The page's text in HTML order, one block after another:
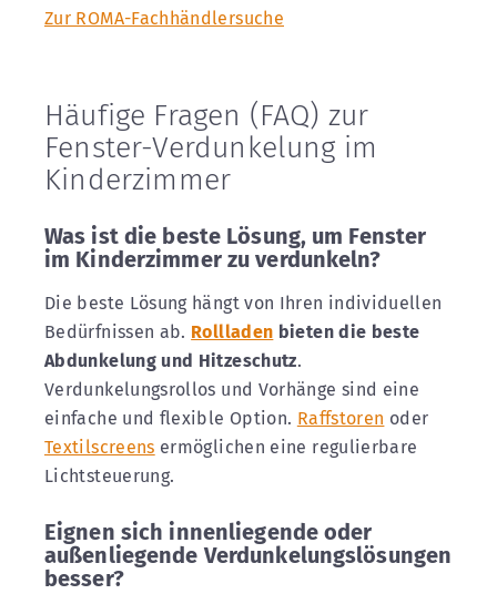
Zur ROMA-Fachhändlersuche
Häufige Fragen (FAQ) zur
Fenster-Verdunkelung im
Kinderzimmer
Was ist die beste Lösung, um Fenster
im Kinderzimmer zu verdunkeln?
Die beste Lösung hängt von Ihren individuellen
Bedürfnissen ab. Rollladen bieten die beste
Abdunkelung und Hitzeschutz.
Verdunkelungsrollos und Vorhänge sind eine
einfache und flexible Option. Raffstoren oder
Textilscreens ermöglichen eine regulierbare
Lichtsteuerung.
Eignen sich innenliegende oder
außenliegende Verdunkelungslösungen
besser?